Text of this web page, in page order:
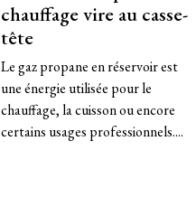
chauffage vire au casse-
tête
Le gaz propane en réservoir est
une énergie utilisée pour le
chauffage, la cuisson ou encore
certains usages professionnels....